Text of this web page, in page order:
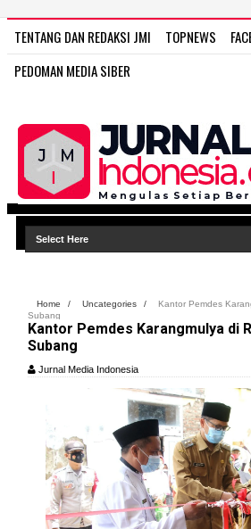
TENTANG DAN REDAKSI JMI TOPNEWS
PEDOMAN MEDIA SIBER
Home / Uncategories /
Kantor Pemdes
Subang
Kantor Pemdes Karangmulya di
Subang
Jurnal Media Indonesia